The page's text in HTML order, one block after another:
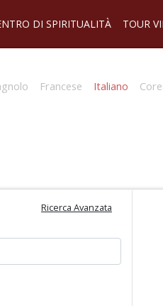
DI SPIRITUALITÀ TOUR
Francese Italiano
Ricerca Avanzata